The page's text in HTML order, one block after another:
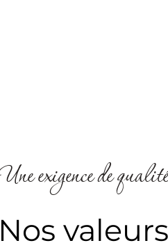
exigence de
Nos